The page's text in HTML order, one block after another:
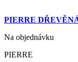
PIERRE
Na objednávku
PIERRE